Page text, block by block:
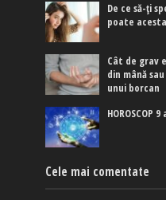
De ce să-ți
poate
Cât de grav
din mână
unui borcan
HOROSCOP
Cele mai comentate